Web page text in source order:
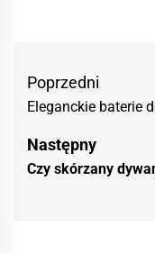
Nawigacja
wpisu
Poprzedni
post:
Eleganckie baterie
NastępnyNastępny
wpis
Czy skórzany